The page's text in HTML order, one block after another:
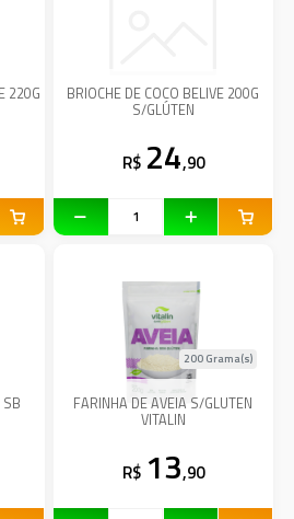
220G BRIOCHE DE COCO BELIVE 200G
S/GLÚTEN
R$ 24,90
SB FARINHA DE AVEIA S/GLUTEN
VITALIN
200 Grama(s)
R$ 13,90